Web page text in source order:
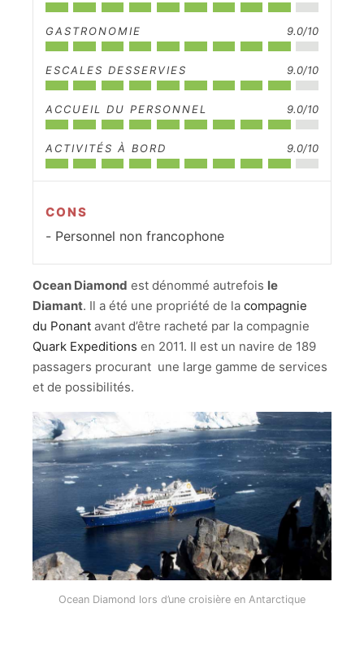
GASTRONOMIE 9.0/10
ESCALES DESSERVIES 9.0/10
ACCUEIL DU PERSONNEL 9.0/10
ACTIVITÉS À BORD 9.0/10
CONS
Personnel non francophone
Ocean Diamond est dénommé autrefois le
Diamant. Il a été une propriété de la compagnie
du Ponant avant d’être racheté par la compagnie
Quark Expeditions en 2011. Il est un navire de 189
passagers procurant une large gamme de services
et de possibilités.
Ocean Diamond lors d’une croisière en Antarctique